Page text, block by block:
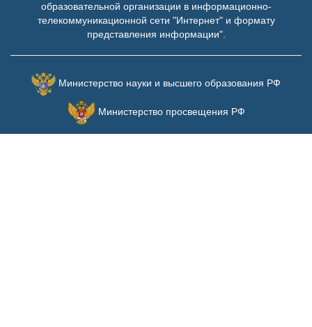
образовательной организации в информационно-
телекоммуникационной сети "Интернет" и формату
представления информации".
Министерство науки и высшего образования РФ
Министерство просвещения РФ